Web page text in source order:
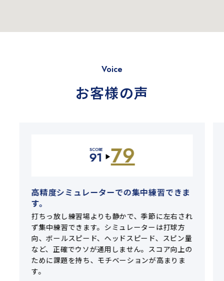
Voice
お客様の声
SCORE
91 ▶ 79
高精度シミュレーターでの集中練習できま
す。
打ちっ放し練習場よりも静かで、季節に左右され
ず集中練習できます。シミュレーターは打球方
向、ボールスピード、ヘッドスピード、スピン量
など、正確でウソが通用しません。スコア向上の
ために課題を持ち、モチベーションが高まりま
す。